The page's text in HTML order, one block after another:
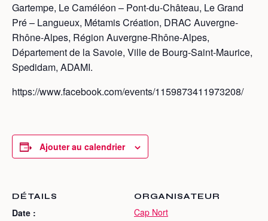
Gartempe, Le Caméléon – Pont-du-Château, Le Grand
Pré – Langueux, Métamis Création, DRAC Auvergne-
Rhône-Alpes, Région Auvergne-Rhône-Alpes,
Département de la Savoie, Ville de Bourg-Saint-Maurice,
Spedidam, ADAMI.
https://www.facebook.com/events/1159873411973208/
Ajouter au calendrier
DÉTAILS
Date :
ORGANISATEUR
Cap Nort